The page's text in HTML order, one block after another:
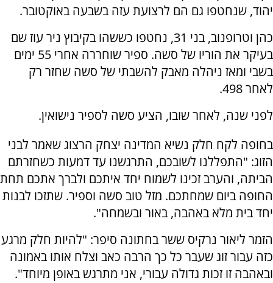
יהוד, שנחטפו גם הם לרצועת עזה בשבעה באוקטובר.
כהן וטרופנוב, בני 31, נחטפו כששהו בקיבוץ ניר עוז שם
בעיקר את הוריו של סשה. ספיר שוחררה אחרי 55 ימים
בשבי ומאז ניהלה מאבק להשבתי של סשה שחזר רק
לאחר 498.
לפני שנה, לאחר שובו, הציע סשה לספיר נישואין.
בחופה לקח חלק נשיא המדינה יצחק הרצוג שאמר לבני
הזוג: "התפללנו לשובכם, התרגשנו עד דמעות כשחזרתם
הביתה, והערב זכינו לשמוח יחד איתכם ולברך אתכם תחת
החופה ביום שמחתכם. מזל טוב סשה וספיר. שתזכו לבנות
יחד בית מלא באהבה, באור ובשמחה".
הזמר ליאור נרקיס ששר בחתונה סיפר: "להיות חלק מרגע
כזה עבור זוג שעבר כל כך הרבה כאב וצלח אותו באמונה
ובאהבה זו זכות גדולה עבורי, אני מתרגש באופן מיוחד".